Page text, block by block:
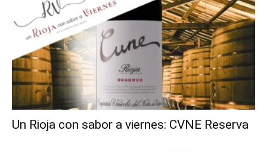
Un Rioja con sabor a viernes: CVNE Reserva